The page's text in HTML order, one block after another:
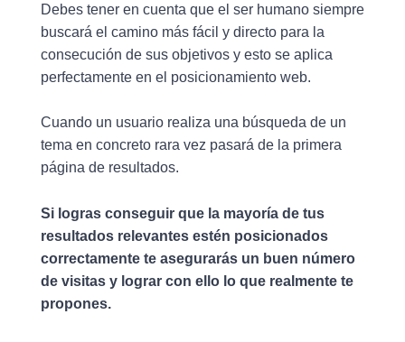
Debes tener en cuenta que el ser humano siempre
buscará el camino más fácil y directo para la
consecución de sus objetivos y esto se aplica
perfectamente en el posicionamiento web.
Cuando un usuario realiza una búsqueda de un
tema en concreto rara vez pasará de la primera
página de resultados.
Si logras conseguir que la mayoría de tus
resultados relevantes estén posicionados
correctamente te asegurarás un buen número
de visitas y lograr con ello lo que realmente te
propones.